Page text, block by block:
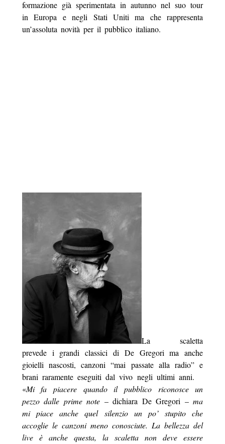
formazione già sperimentata in autunno nel suo tour
in Europa e negli Stati Uniti ma che rappresenta
un’assoluta novità per il pubblico italiano.
La scaletta
prevede i grandi classici di De Gregori ma anche
gioielli nascosti, canzoni “mai passate alla radio”e
brani raramente eseguiti dal vivo negli ultimi anni.
«Mi fa piacere quando il pubblico riconosce un
pezzo dalle prime note – dichiara De Gregori –ma
mi piace anche quel silenzio un po’ stupito che
accoglie le canzoni meno conosciute. La bellezza del
live è anche questa, la scaletta non deve essere